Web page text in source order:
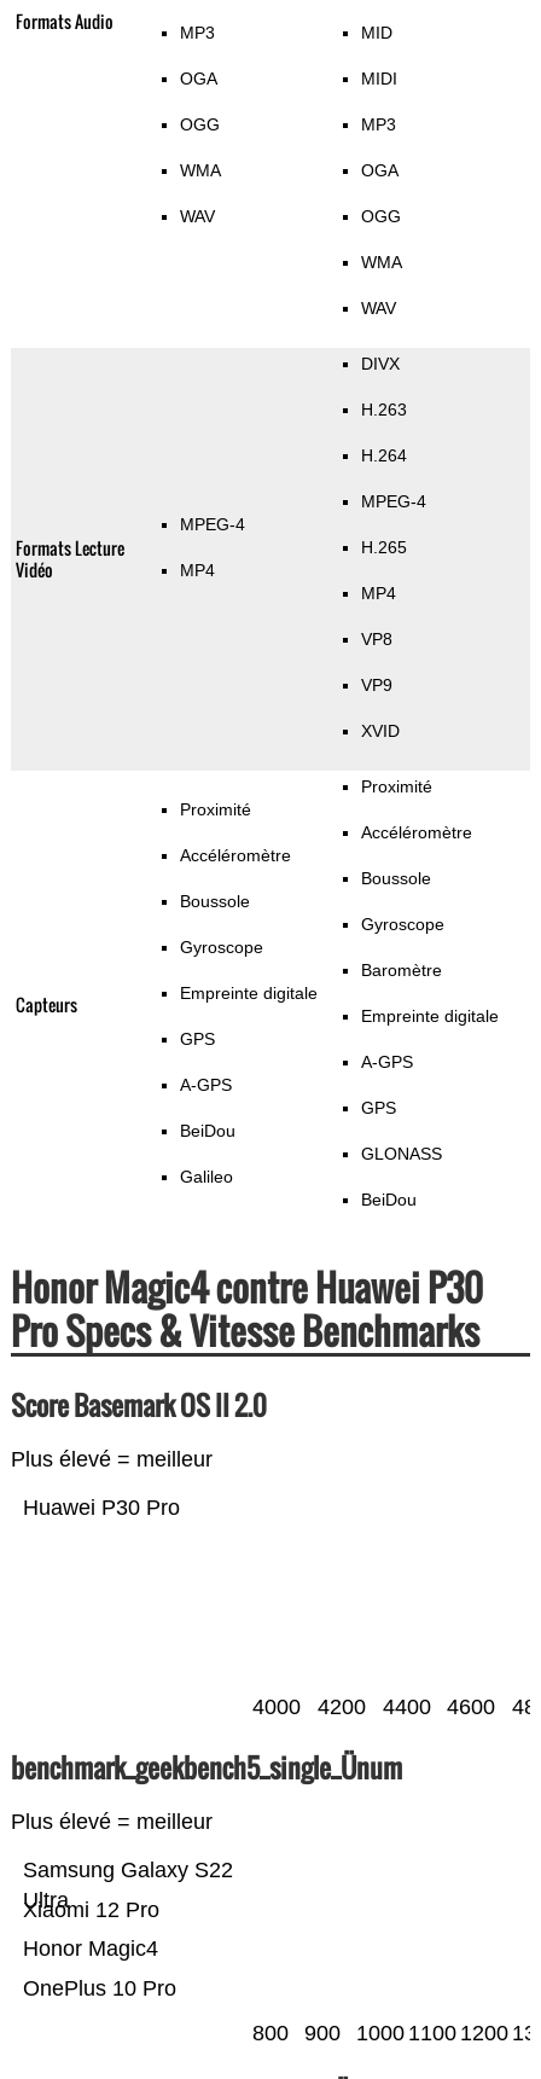
Formats Audio MP3
OGA
OGG
WMA
WAV
MID
MIDI
MP3
OGA
OGG
WMA
WAV
Formats Lecture
Vidéo
MPEG-4
MP4
DIVX
H.263
H.264
MPEG-4
H.265
MP4
VP8
VP9
XVID
Capteurs
Proximité
Accéléromètre
Boussole
Gyroscope
Empreinte digitale
GPS
A-GPS
BeiDou
Galileo
Proximité
Accéléromètre
Boussole
Gyroscope
Baromètre
Empreinte digitale
A-GPS
GPS
GLONASS
BeiDou
Honor Magic4 contre Huawei P30
Pro Specs & Vitesse Benchmarks
Score Basemark OS II 2.0
Plus élevé = meilleur
Huawei P30 Pro
4000 4200 4400 4600
benchmark_geekbench5_single_Ünum
Plus élevé = meilleur
OnePlus 10 Pro
Honor Magic4
Xiaomi 12 Pro
Samsung Galaxy S22
Ultra
800 900 1000 1100 1200